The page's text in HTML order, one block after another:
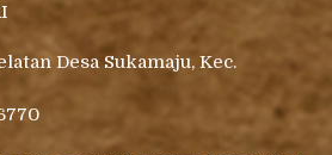
Desa Sukamaju, Kec.